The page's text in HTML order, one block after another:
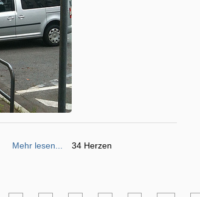
Mehr lesen... 34 Herzen